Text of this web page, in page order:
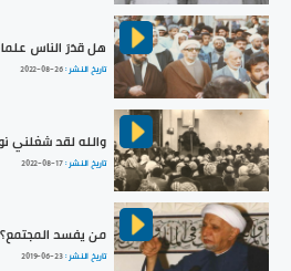
هل قدَرَ الناس
تاريخ النشر :2022-08-26
والله لقد شغلني
تاريخ النشر :2022-08-17
من يفسد المجتمع؟
تاريخ النشر :2019-06-23